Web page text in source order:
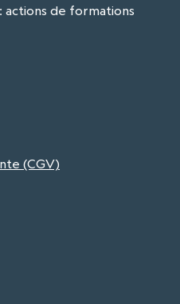
actions de formations
(CGV)